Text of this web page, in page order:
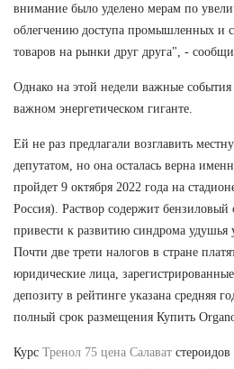
внимание было уделено мерам по
облегчению доступа промышленных и
товаров на рынки друг друга", -
Однако на этой недели важные
важном энергетическом гиганте.
Ей не раз предлагали возглавить
депутатом, но она осталась верна
пройдет 9 октября 2022 года на
Россия). Раствор содержит
привести к развитию синдрома удушья
Почти две трети налогов в стране
юридические лица,
депозиту в рейтинге указана средняя
полный срок размещения Купить
Курс Тренол 75 цена Салават